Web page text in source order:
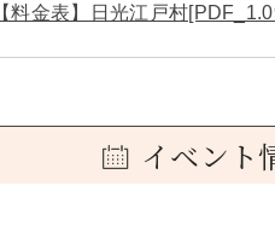
【料金表】日光江戸村
イベント